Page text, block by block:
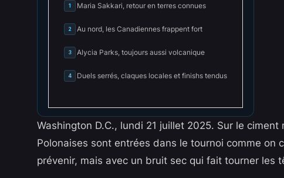
1 Maria Sakkari, retour en terres connues
2 Au nord, les Canadiennes frappent fort
3 Alycia Parks, toujours aussi volcanique
4 Duels serrés, claques locales et finishs tendus
Washington D.C., lundi 21 juillet 2025. Sur le ciment
Polonaises sont entrées dans le tournoi comme on
prévenir, mais avec un bruit sec qui fait tourner les